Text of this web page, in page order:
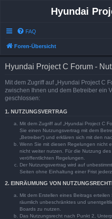
Hyundai
FAQ
Foren-Übersicht
Hyundai Project C Forum -
Mit dem Zugriff auf „Hyundai Project C
zwischen Ihnen und dem Betreiber ein
geschlossen:
1. NUTZUNGSVERTRAG
Mit dem Zugriff auf „Hyundai Project C
Sie einen Nutzungsvertrag mit dem
„Betreiber“) und erklären sich mit den
Wenn Sie mit diesen Regelungen nicht
nicht weiter nutzen. Für die Nutzung
veröffentlichten Regelungen.
Der Nutzungsvertrag wird auf
Seiten ohne Einhaltung einer Frist
2. EINRÄUMUNG VON
Mit dem Erstellen eines Beitrags
räumlich unbeschränktes und
Boards zu nutzen.
Das Nutzungsrecht nach Punkt 2,